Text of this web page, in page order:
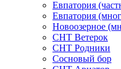
Евпатория
Евпатория
Новоозерное
СНТ Ветерок
СНТ Родники
Сосновый бор